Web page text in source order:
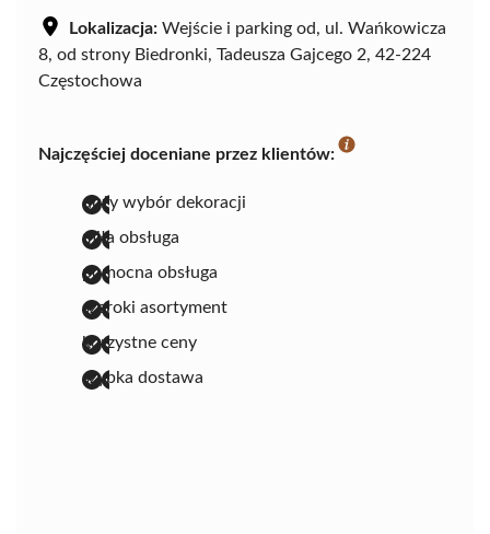
Lokalizacja: Wejście i parking od, ul. Wańkowicza
8, od strony Biedronki, Tadeusza Gajcego 2, 42-224
Częstochowa
Najczęściej doceniane przez klientów:
duży wybór dekoracji
miła obsługa
pomocna obsługa
szeroki asortyment
korzystne ceny
szybka dostawa